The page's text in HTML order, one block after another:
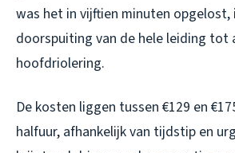
was het in vijftien minuten opgelost,
doorspuiting van de hele leiding tot
hoofdriolering.
De kosten liggen tussen €129 en
halfuur, afhankelijk van tijdstip en